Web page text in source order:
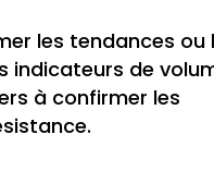
les tendances ou
indicateurs de
à confirmer les